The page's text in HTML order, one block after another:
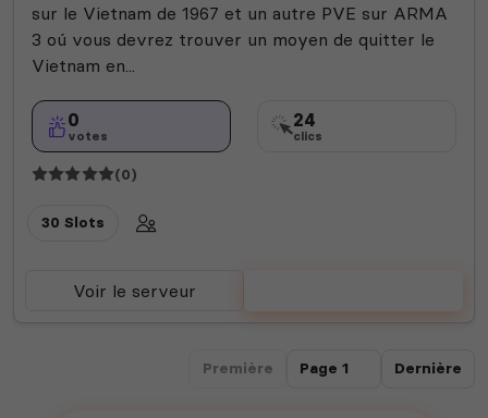
sur le Vietnam de 1967 et un autre PVE sur ARMA
3 oú vous devrez trouver un moyen de quitter le
Vietnam en...
0
votes
24
clics
(0)
30 Slots
Voir le serveur
Première Dernière